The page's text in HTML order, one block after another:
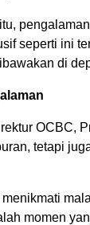
seperti ini
di
OCBC,
tetapi
momen